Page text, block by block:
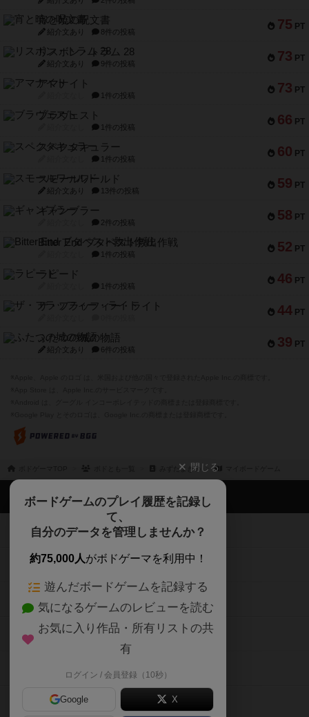
75 PT
宵と暁の呪文書
紹介文あり 8件の投稿
73 PT
リスボン・トラム 28
紹介文あり 9件の投稿
73 PT
アマナイト
1件の投稿
66 PT
ブラヴェスト
1件の投稿
60 PT
スペクタキュラー
1件の投稿
59 PT
スモールワールド
紹介文あり 13件の投稿
58 PT
ギャンブラー
2件の投稿
52 PT
Bitter End ブタペスト救出作戦
1件の投稿
46 PT
ラピード
1件の投稿
44 PT
ザ・フラッフィー・ライト
39 PT
ふたつの城の物語
紹介文あり 6件の投稿
みずたまきの閉じる
ボードゲームのプレイ履歴を記録し
て、
自分のデータを管理しませんか？
約75,000人がボドゲーマを利用中！
遊んだボードゲームを記録する
気になるゲームのレビューを読む
お気に入り作品・所有リストの共
有
ログイン / 会員登録（10秒）
Google X
ボドゲーマTOP
ボードゲームを検索する
ボードゲームの新着レビュー
ボードゲーム会情報
メカニクス特集
掲示板・トピックス
ボドとも・会員一覧